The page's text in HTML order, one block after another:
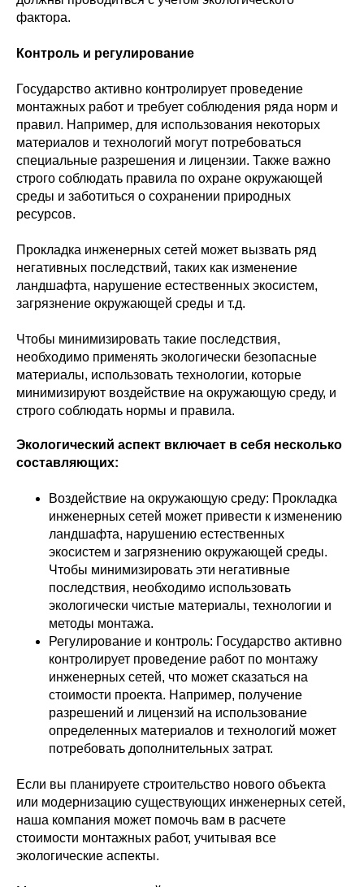
фактора.
Контроль и регулирование
Государство активно контролирует проведение
монтажных работ и требует соблюдения ряда норм и
правил. Например, для использования некоторых
материалов и технологий могут потребоваться
специальные разрешения и лицензии. Также важно
строго соблюдать правила по охране окружающей
среды и заботиться о сохранении природных
ресурсов.
Прокладка инженерных сетей может вызвать ряд
негативных последствий, таких как изменение
ландшафта, нарушение естественных экосистем,
загрязнение окружающей среды и т.д.
Чтобы минимизировать такие последствия,
необходимо применять экологически безопасные
материалы, использовать технологии, которые
минимизируют воздействие на окружающую среду, и
строго соблюдать нормы и правила.
Экологический аспект включает в себя несколько
составляющих:
Воздействие на окружающую среду: Прокладка
инженерных сетей может привести к изменению
ландшафта, нарушению естественных
экосистем и загрязнению окружающей среды.
Чтобы минимизировать эти негативные
последствия, необходимо использовать
экологически чистые материалы, технологии и
методы монтажа.
Регулирование и контроль: Государство активно
контролирует проведение работ по монтажу
инженерных сетей, что может сказаться на
стоимости проекта. Например, получение
разрешений и лицензий на использование
определенных материалов и технологий может
потребовать дополнительных затрат.
Если вы планируете строительство нового объекта
или модернизацию существующих инженерных сетей,
наша компания может помочь вам в расчете
стоимости монтажных работ, учитывая все
экологические аспекты.